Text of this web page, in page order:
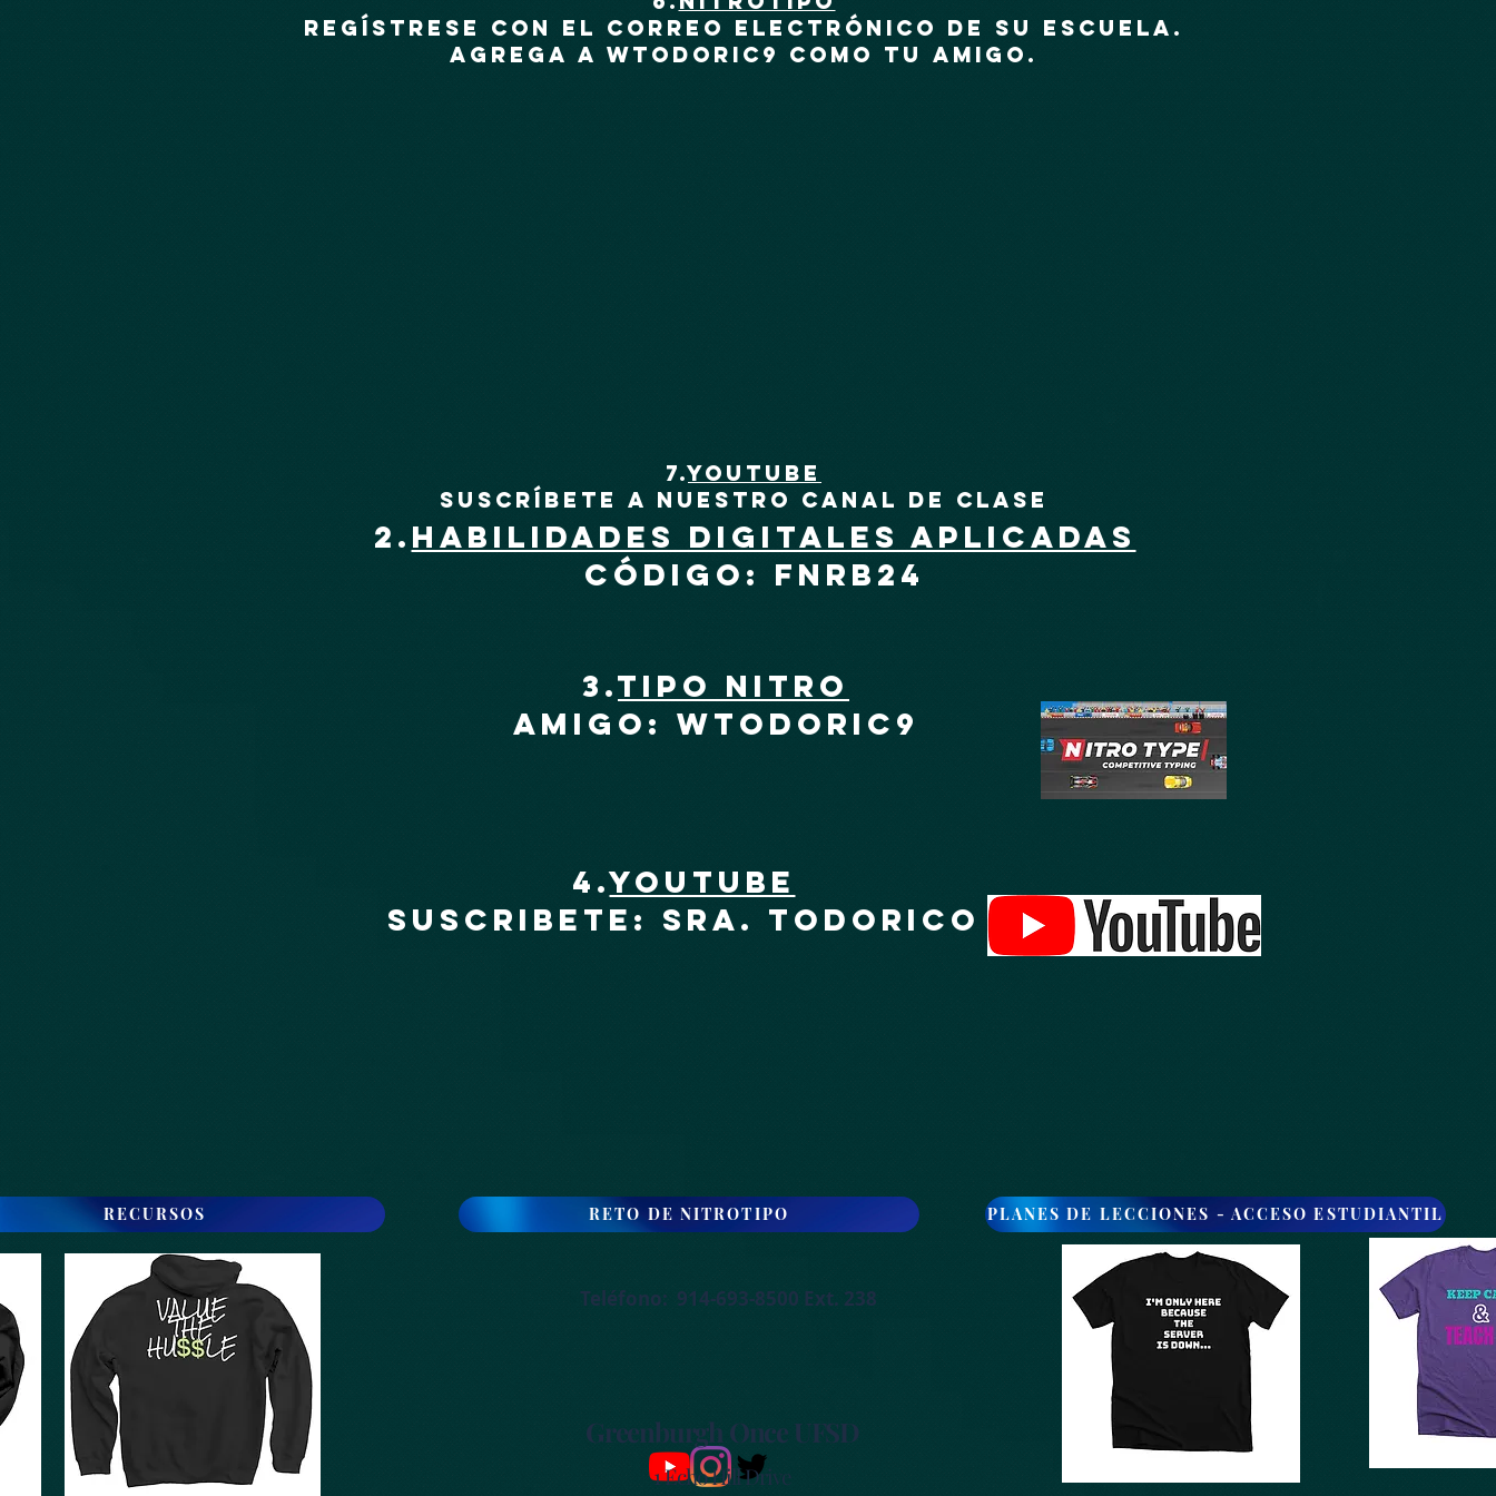
Regístrese con el correo electrónico de su escuela.
Agrega a wtodoric9 como tu amigo.
7.Youtube
Suscríbete a nuestro canal de clase
2. HABILIDADES DIGITALES APLICADAS
código: fnrb24
3.TIPO NITRO
AMIGO: WTODORIC9
4.YOUTUBE
SUSCRIBETE: SRA. TODORICO
RECURSOS RETO DE NITROTIPO PLANES DE LECCIONES - ACCESO ESTUDIANTIL
Greenburgh Once UFSD
1 Echo Hill Drive
Teléfono: 914-693-8500 Ext. 238